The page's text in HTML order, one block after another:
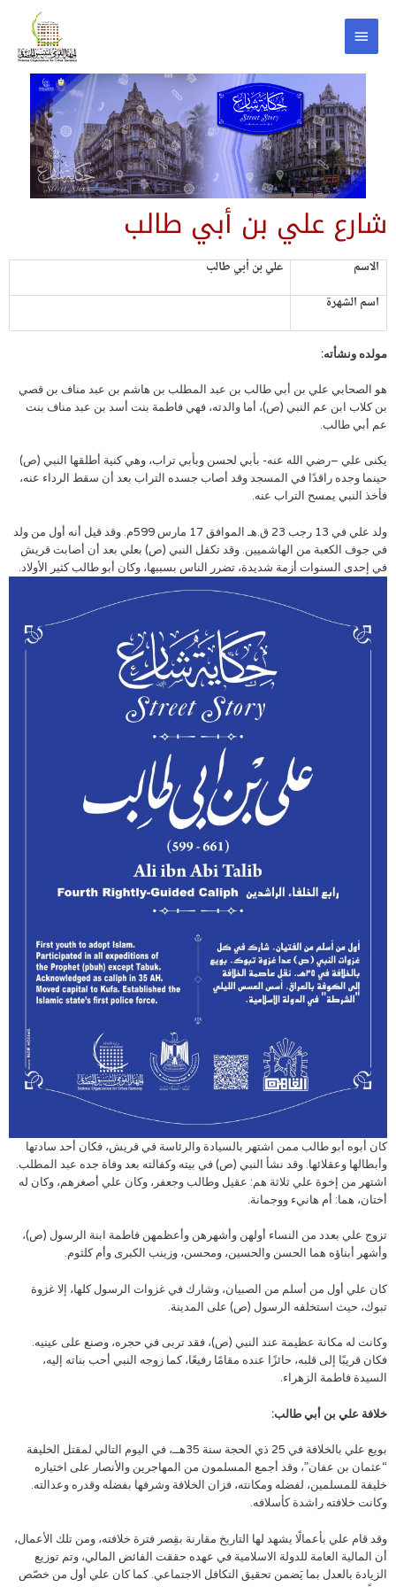
شارع علي بن أبي طالب
الاسم
علي بن أبي طالب
اسم الشهرة
مولده ونشأته:
هو الصحابي علي بن أبي طالب بن عبد المطلب بن هاشم بن عبد مناف بن قصي
بن كلاب ابن عم النبي (ص)، أما والدته، فهي فاطمة بنت أسد بن عبد مناف بنت
عم أبي طالب.
يكنى علي –رضي الله عنه- بأبي لحسن وبأبي تراب، وهي كنية أطلقها النبي (ص)
حينما وجده راقدًا في المسجد وقد أصاب جسده التراب بعد أن سقط الرداء عنه،
فأخذ النبي يمسح التراب عنه.
ولد علي في 13 رجب 23 ق.هـ الموافق 17 مارس 599م. وقد قيل أنه أول من ولد
في جوف الكعبة من الهاشميين. وقد تكفل النبي (ص) بعلي بعد أن أصابت قريش
في إحدى السنوات أزمة شديدة، تضرر الناس بسببها، وكان أبو طالب كثير الأولاد.
كان أبوه أبو طالب ممن اشتهر بالسيادة والرئاسة في قريش، فكان أحد سادتها
وأبطالها وعقلائها. وقد نشأ النبي (ص) في بيته وكفالته بعد وفاة جده عبد المطلب.
اشتهر من إخوة علي ثلاثة هم: عقيل وطالب وجعفر، وكان علي أصغرهم، وكان له
أختان، هما: أم هانيء ووجمانة.
تزوج علي بعدد من النساء أولهن وأشهرهن وأعظمهن فاطمة ابنة الرسول (ص)،
وأشهر أبناؤه هما الحسن والحسين، ومحسن، وزينب الكبرى وأم كلثوم.
كان علي أول من أسلم من الصبيان، وشارك في غزوات الرسول كلها، إلا غزوة
تبوك، حيث استخلفه الرسول (ص) على المدينة.
وكانت له مكانة عظيمة عند النبي (ص)، فقد تربى في حجره، وصنع على عينيه.
فكان قريبًا إلى قلبه، حائزًا عنده مقامًا رفيعًا، كما زوجه النبي أحب بناته إليه،
السيدة فاطمة الزهراء.
خلافة علي بن أبي طالب:
بويع علي بالخلافة في 25 ذي الحجة سنة 35هــ، في اليوم التالي لمقتل الخليفة
“عثمان بن عفان”، وقد أجمع المسلمون من المهاجرين والأنصار على اختياره
خليفة للمسلمين، لفضله ومكانته، فزان الخلافة وشرفها بفضله وقدره وعدالته.
وكانت خلافته راشدة كأسلافه.
وقد قام علي بأعمالًا يشهد لها التاريخ مقارنة بقِصر فترة خلافته، ومن تلك الأعمال،
أن المالية العامة للدولة الاسلامية في عهده حققت الفائض المالي، وتم توزيع
الزيادة بالعدل بما يَضمن تحقيق التكافل الاجتماعي. كما كان علي أول من خصّص